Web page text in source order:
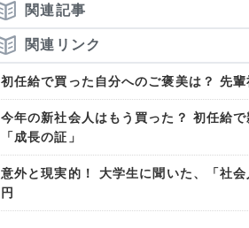
関連記事
関連リンク
初任給で買った自分へのご褒美は？ 先
今年の新社会人はもう買った？ 初任給
「成長の証」
意外と現実的！ 大学生に聞いた、「社
円